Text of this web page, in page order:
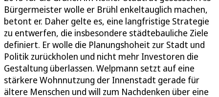
Bürgermeister wolle er Brühl enkeltauglich machen,
betont er. Daher gelte es, eine langfristige Strategie
zu entwerfen, die insbesondere städtebauliche Ziele
definiert. Er wolle die Planungshoheit zur Stadt und
Politik zurückholen und nicht mehr Investoren die
Gestaltung überlassen. Welpmann setzt auf eine
stärkere Wohnnutzung der Innenstadt gerade für
ältere Menschen und will zum Nachdenken über eine